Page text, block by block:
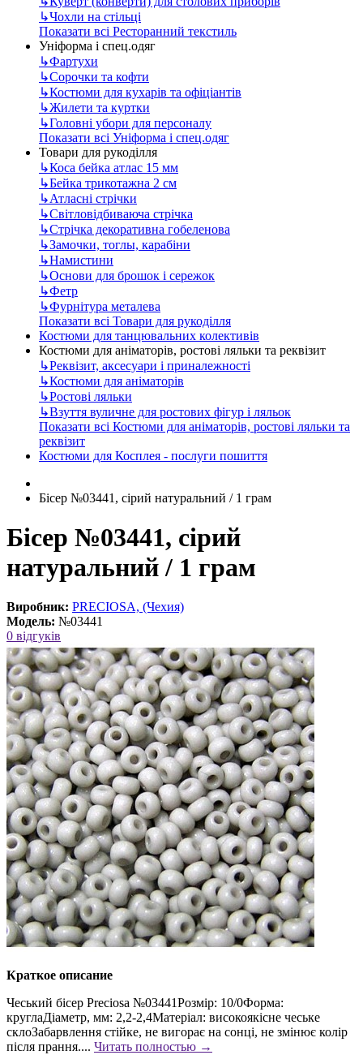
↳Чохли на стільці
Показати всі Ресторанний текстиль
Уніформа і спец.одяг
↳Фартухи
↳Сорочки та кофти
↳Костюми для кухарів та офіціантів
↳Жилети та куртки
↳Головні убори для персоналу
Показати всі Уніформа і спец.одяг
Товари для рукоділля
↳Коса бейка атлас 15 мм
↳Бейка трикотажна 2 см
↳Атласні стрічки
↳Світловідбиваюча стрічка
↳Стрічка декоративна гобеленова
↳Замочки, тоглы, карабіни
↳Намистини
↳Основи для брошок і сережок
↳Фетр
↳Фурнітура металева
Показати всі Товари для рукоділля
Костюми для танцювальних колективів
Костюми для аніматорів, ростові ляльки та реквізит
↳Реквізит, аксесуари і приналежності
↳Костюми для аніматорів
↳Ростові ляльки
↳Взуття вуличне для ростових фігур і ляльок
Показати всі Костюми для аніматорів, ростові ляльки та
реквізит
Костюми для Косплея - послуги пошиття
Бісер №03441, сірий натуральний / 1 грам
Бісер №03441, сірий
натуральний / 1 грам
Виробник: PRECIOSA, (Чехия)
Модель: №03441
0 відгуків
Краткое описание
Чеський бісер Preciosa №03441Розмір: 10/0Форма:
круглаДіаметр, мм: 2,2-2,4Матеріал: високоякісне чеське
склоЗабарвлення стійке, не вигорає на сонці, не змінює колір
після прання.... Читать полностью →